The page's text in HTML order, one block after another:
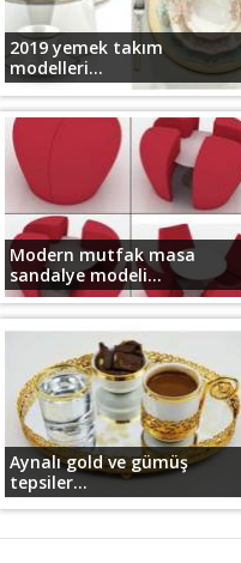
2019 yemek takım
modelleri...
Modern mutfak masa
sandalye modeli...
Aynalı gold ve gümüş
tepsiler...